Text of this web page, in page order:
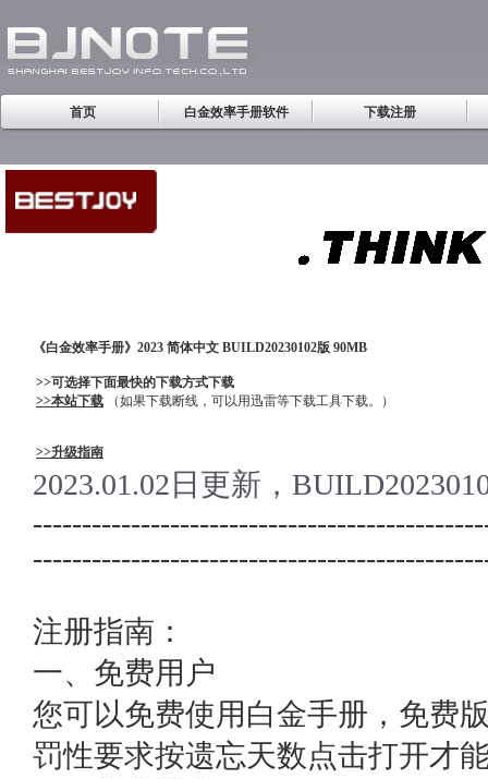
首页 白金效率手册软件 下载注册
《白金效率手册》2023 简体中文 BUILD20230102版 90MB
>>可选择下面最快的下载方式下载
>>本站下载 （如果下载断线，可以用迅雷等下载工具下载。）
>>升级指南
2023.01.02日更新，
注册指南：
一、免费用户
您可以免费使用白金手册，免费
罚性要求按遗忘天数点击打开才